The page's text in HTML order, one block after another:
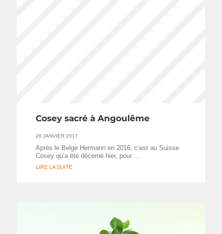
Cosey sacré à Angoulême
26 JANVIER 2017
Après le Belge Hermann en 2016, c’est au Suisse
Cosey qu’a été décerné hier, pour …
LIRE LA SUITE